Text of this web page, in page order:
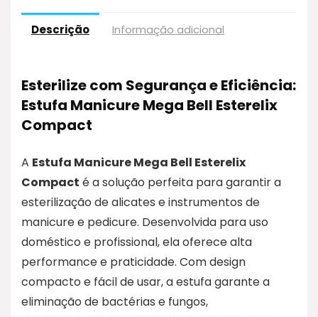
Descrição Informação adicional
Esterilize com Segurança e Eficiência:
Estufa Manicure Mega Bell Esterelix
Compact
A Estufa Manicure Mega Bell Esterelix
Compact é a solução perfeita para garantir a
esterilização de alicates e instrumentos de
manicure e pedicure. Desenvolvida para uso
doméstico e profissional, ela oferece alta
performance e praticidade. Com design
compacto e fácil de usar, a estufa garante a
eliminação de bactérias e fungos,